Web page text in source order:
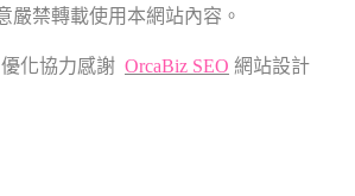
嚴禁轉載使用本網站內容。
化協力感謝 OrcaBiz SEO 網站設計